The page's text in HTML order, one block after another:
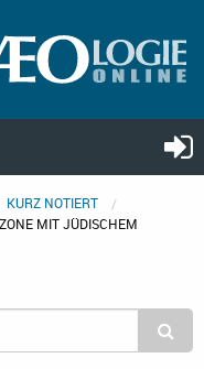
KURZ NOTIERT
MIT JÜDISCHEM